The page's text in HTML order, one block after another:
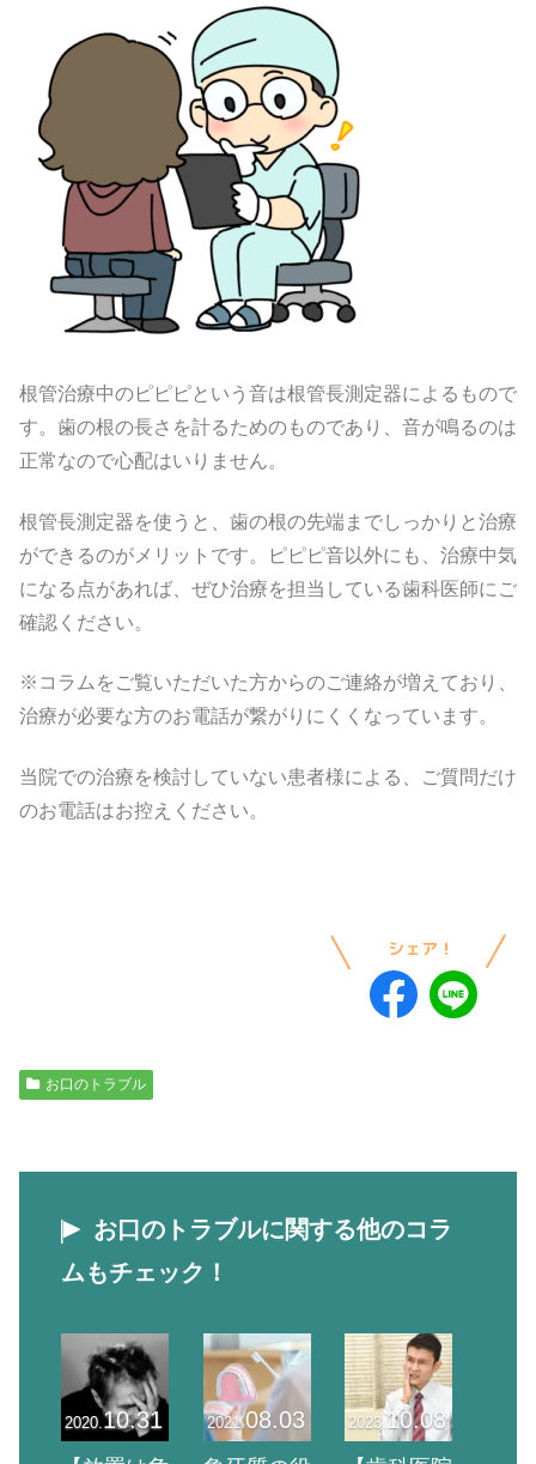
根管治療中のピピピという音は根管長測定器によるもので
す。歯の根の長さを計るためのものであり、音が鳴るのは
正常なので心配はいりません。
根管長測定器を使うと、歯の根の先端までしっかりと治療
ができるのがメリットです。ピピピ音以外にも、治療中気
になる点があれば、ぜひ治療を担当している歯科医師にご
確認ください。
※コラムをご覧いただいた方からのご連絡が増えており、
治療が必要な方のお電話が繋がりにくくなっています。
当院での治療を検討していない患者様による、ご質問だけ
のお電話はお控えください。
お口のトラブル
お口のトラブルに関する他のコラ
ムもチェック！
2020.10.31 2021.08.03 2023. 10.08